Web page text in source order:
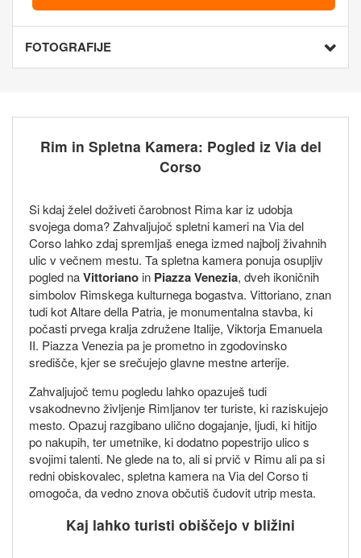
FOTOGRAFIJE
Rim in Spletna Kamera: Pogled iz Via del
Corso
Si kdaj želel doživeti čarobnost Rima kar iz udobja
svojega doma? Zahvaljujoč spletni kameri na Via del
Corso lahko zdaj spremljaš enega izmed najbolj živahnih
ulic v večnem mestu. Ta spletna kamera ponuja osupljiv
pogled naVittoriano in Piazza Venezia, dveh ikoničnih
simbolov Rimskega kulturnega bogastva. Vittoriano, znan
tudi kot Altare della Patria, je monumentalna stavba, ki
počasti prvega kralja združene Italije, Viktorja Emanuela
II. Piazza Venezia pa je prometno in zgodovinsko
središče, kjer se srečujejo glavne mestne arterije.
Zahvaljujoč temu pogledu lahko opazuješ tudi
vsakodnevno življenje Rimljanov ter turiste, ki raziskujejo
mesto. Opazuj razgibano ulično dogajanje, ljudi, ki hitijo
po nakupih, ter umetnike, ki dodatno popestrijo ulico s
svojimi talenti. Ne glede na to, ali si prvič v Rimu ali pa si
redni obiskovalec, spletna kamera na Via del Corso ti
omogoča, da vedno znova občutiš čudovit utrip mesta.
Kaj lahko turisti obiščejo v bližini